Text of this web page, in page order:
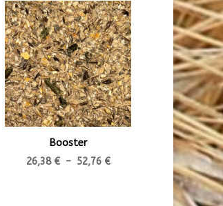
Booster
26,38 € – 52,76 €Plage